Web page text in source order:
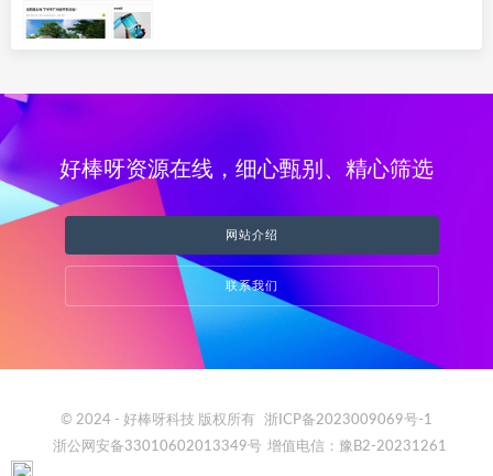
好棒呀资源在线，细心甄别、精心筛选
网站介绍
联系我们
© 2024 - 好棒呀科技 版权所有
浙ICP备2023009069号-1
浙公网安备33010602013349号 增值电信：豫B2-20231261